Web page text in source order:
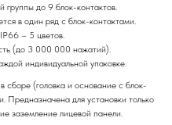
группы до 9 блок-контактов.
в один ряд с блок-контактами.
– 5 цветов.
(до 3 000 000 нажатий).
индивидуальной упаковке.
сборе (головка и основание с блок-
Предназначена для установки только
заземление лицевой панели.